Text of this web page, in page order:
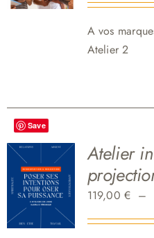
A vos
Atelier 2
Save
Atelier
119,00€ –